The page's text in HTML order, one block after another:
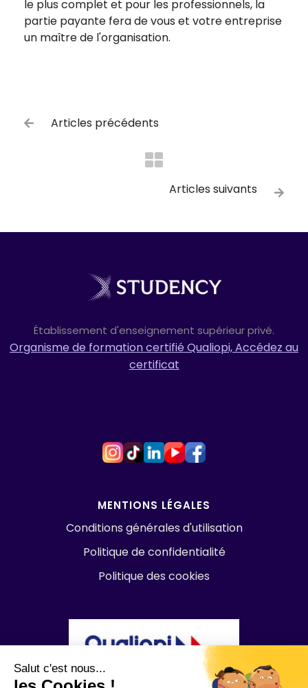
Salut c'est nous...
le plus complet et pour les professionnels, la
partie payante fera de vous et votre entreprise
un maître de l'organisation.
 Articles précédents
Articles suivants 
Établissement d'enseignement supérieur privé.
Organisme de formation certifié Qualiopi, Accédez au
certificat
MENTIONS LÉGALES
Conditions générales d'utilisation
Politique de confidentialité
Politique des cookies